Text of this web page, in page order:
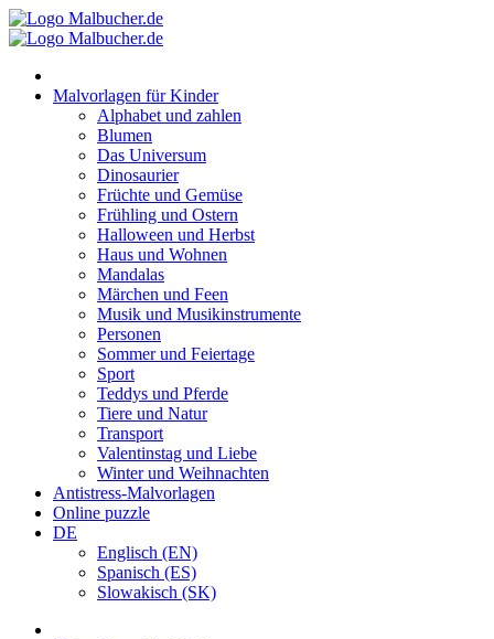
Zum
Inhalt
Malvorlagen für Kinder
Alphabet und zahlen
Blumen
Das Universum
Dinosaurier
Früchte und Gemüse
Frühling und Ostern
Halloween und Herbst
Haus und Wohnen
Mandalas
Märchen und Feen
Musik und Musikinstrumente
Personen
Sommer und Feiertage
Sport
Teddys und Pferde
Tiere und Natur
Transport
Valentinstag und Liebe
Winter und Weihnachten
Antistress-Malvorlagen
Online puzzle
DE
Englisch (EN)
Spanisch (ES)
Slowakisch (SK)